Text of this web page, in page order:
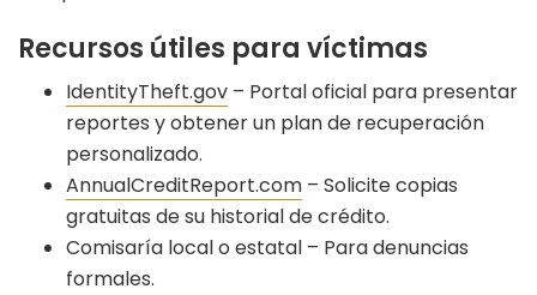
Recursos útiles para víctimas
IdentityTheft.gov – Portal oficial para presentar
reportes y obtener un plan de recuperación
personalizado.
AnnualCreditReport.com – Solicite copias
gratuitas de su historial de crédito.
Comisaría local o estatal – Para denuncias
formales.